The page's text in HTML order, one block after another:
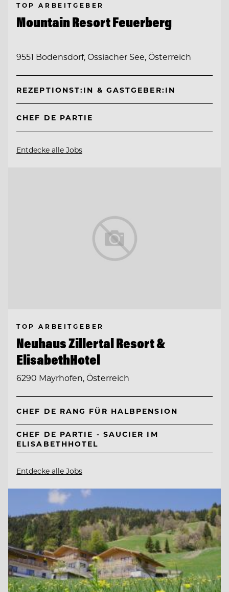
TOP ARBEITGEBER
Mountain Resort Feuerberg
9551 Bodensdorf, Ossiacher See, Österreich
REZEPTIONST:IN & GASTGEBER:IN
CHEF DE PARTIE
Entdecke alle Jobs
TOP ARBEITGEBER
Neuhaus Zillertal Resort &
ElisabethHotel
6290 Mayrhofen, Österreich
CHEF DE RANG FÜR HALBPENSION
CHEF DE PARTIE - SAUCIER IM
ELISABETHHOTEL
Entdecke alle Jobs